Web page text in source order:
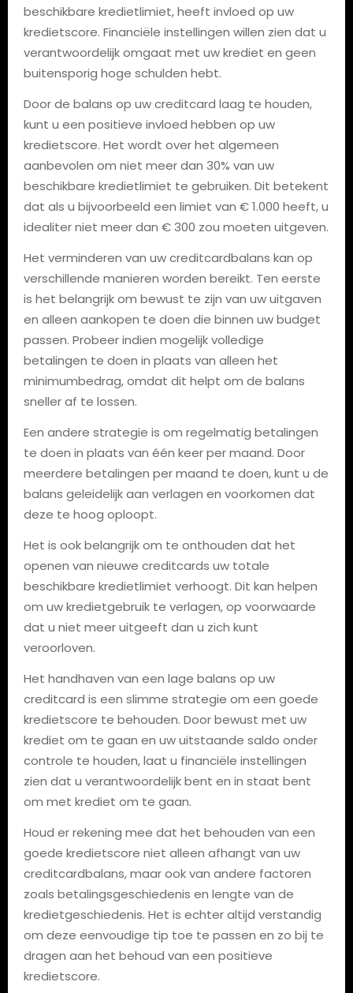
beschikbare kredietlimiet, heeft invloed op uw
kredietscore. Financiële instellingen willen zien dat u
verantwoordelijk omgaat met uw krediet en geen
buitensporig hoge schulden hebt.
Door de balans op uw creditcard laag te houden,
kunt u een positieve invloed hebben op uw
kredietscore. Het wordt over het algemeen
aanbevolen om niet meer dan 30% van uw
beschikbare kredietlimiet te gebruiken. Dit betekent
dat als u bijvoorbeeld een limiet van € 1.000 heeft, u
idealiter niet meer dan € 300 zou moeten uitgeven.
Het verminderen van uw creditcardbalans kan op
verschillende manieren worden bereikt. Ten eerste
is het belangrijk om bewust te zijn van uw uitgaven
en alleen aankopen te doen die binnen uw budget
passen. Probeer indien mogelijk volledige
betalingen te doen in plaats van alleen het
minimumbedrag, omdat dit helpt om de balans
sneller af te lossen.
Een andere strategie is om regelmatig betalingen
te doen in plaats van één keer per maand. Door
meerdere betalingen per maand te doen, kunt u de
balans geleidelijk aan verlagen en voorkomen dat
deze te hoog oploopt.
Het is ook belangrijk om te onthouden dat het
openen van nieuwe creditcards uw totale
beschikbare kredietlimiet verhoogt. Dit kan helpen
om uw kredietgebruik te verlagen, op voorwaarde
dat u niet meer uitgeeft dan u zich kunt
veroorloven.
Het handhaven van een lage balans op uw
creditcard is een slimme strategie om een goede
kredietscore te behouden. Door bewust met uw
krediet om te gaan en uw uitstaande saldo onder
controle te houden, laat u financiële instellingen
zien dat u verantwoordelijk bent en in staat bent
om met krediet om te gaan.
Houd er rekening mee dat het behouden van een
goede kredietscore niet alleen afhangt van uw
creditcardbalans, maar ook van andere factoren
zoals betalingsgeschiedenis en lengte van de
kredietgeschiedenis. Het is echter altijd verstandig
om deze eenvoudige tip toe te passen en zo bij te
dragen aan het behoud van een positieve
kredietscore.